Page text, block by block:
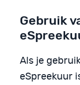
Gebruik
Als je
eSpreekuur